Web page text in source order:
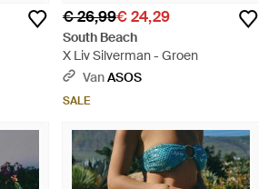
€ 26,99€ 24,29
South Beach
X Liv Silverman - Groen
VanASOS
SALE